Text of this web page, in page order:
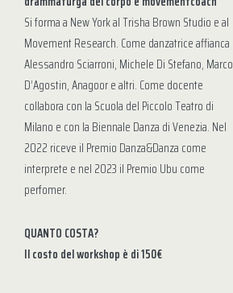
Si forma a New York al Trisha Brown Studio e al
Movement Research. Come danzatrice affianca
Alessandro Sciarroni, Michele Di Stefano, Marco
D’Agostin, Anagoor e altri. Come docente
collabora con la Scuola del Piccolo Teatro di
Milano e con la Biennale Danza di Venezia. Nel
2022 riceve il Premio Danza&Danza come
interprete e nel 2023 il Premio Ubu come
perfomer.
QUANTO COSTA?
Il costo del workshop è di 150€